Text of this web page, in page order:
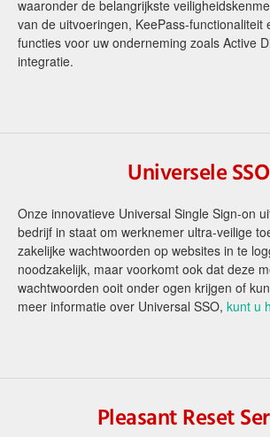
waaronder de belangrijkste
van de uitvoeringen, KeePass-functionaliteit
functies voor uw onderneming zoals Active
integratie.
Universele SSO
Onze innovatieve Universal Single Sign-on
bedrijf in staat om werknemer ultra-veilige
zakelijke wachtwoorden op websites in te
noodzakelijk, maar voorkomt ook dat deze
wachtwoorden ooit onder ogen krijgen of
meer informatie over Universal SSO, kunt u
Pleasant Reset